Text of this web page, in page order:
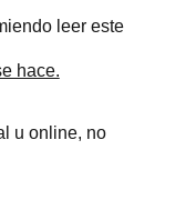
leer este
hace.
u online, no